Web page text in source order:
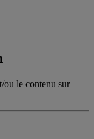
ou le contenu sur